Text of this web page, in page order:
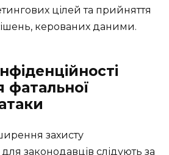
цілей та прийняття
керованих даними.
фатальної
захисту
законодавців слідують за